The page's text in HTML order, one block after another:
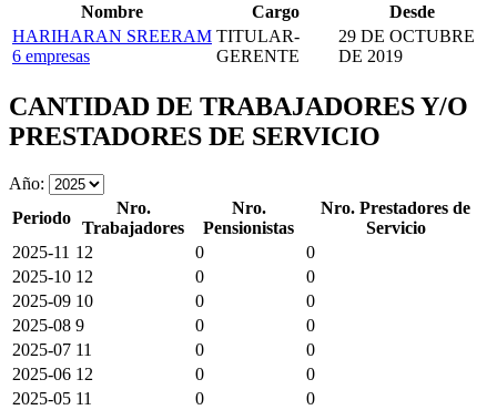
Nombre Cargo
Desde
HARIHARAN SREERAM
6 empresas
TITULAR-
GERENTE
29 DE OCTUBRE
DE 2019
CANTIDAD DE TRABAJADORES Y/O
PRESTADORES DE SERVICIO
Año:
Periodo
Nro.
Trabajadores
Nro.
Pensionistas
Nro. Prestadores de
Servicio
2025-11 12 0
0
2025-10 12 0
0
2025-09 10 0
0
2025-08 9 0
0
2025-07 11 0
0
2025-06 12 0
0
2025-05 11 0
0